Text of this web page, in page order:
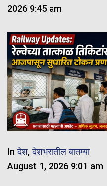
2026 9:45 am
Inदेश,देशभरातील बातम्या
August 1, 2026 9:01 am